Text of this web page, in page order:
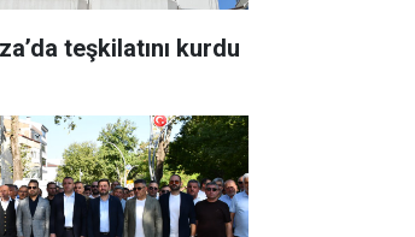
teşkilatını kurdu